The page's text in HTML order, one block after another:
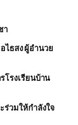
า
ไธสง ผู้อำนวย
โรงเรียนบ้าน
ร่วมให้กำลังใจ